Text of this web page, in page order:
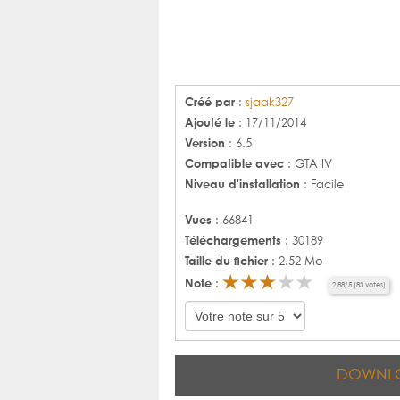
Créé par : sjaak327
Ajouté le : 17/11/2014
Version : 6.5
Compatible avec : GTA IV
Niveau d'installation : Facile
Vues : 66841
Téléchargements : 30189
Taille du fichier : 2.52 Mo
Note : 2,88/5 83 votes)